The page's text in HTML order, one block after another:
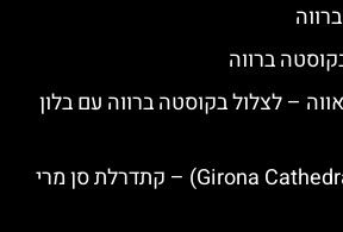
ברווה
– לצלול בקוסטה ברווה עם בלון
קתדרלת גירונה (Girona Cathedral) – קתדרלת סן מרי